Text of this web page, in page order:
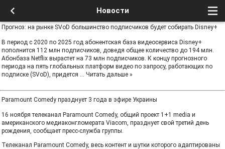
Новости
Прогноз: на рынке SVoD большинство подписчиков будет собирать Disney+
В период с 2020 по 2025 год абонентская база видеосервиса Disney+
пополнится 112 млн подписчиков, доведя общее количество до 194 млн.
Абонбаза Netflix вырастет на 73 млн подписчиков. К концу прогнозного
периода на пять глобальных платформ видео по запросу, работающих по
подписке (SVoD), придется ... Читать дальше »
Paramount Comedy празднует 3 года в эфире Украины
16 ноября телеканал Paramount Comedy, общий проект 1+1 media и
американского медиаконгломерата Viacom, празднует свой третий день
рождения, сообщает пресс-служба группы.
Телеканал Paramount Comedy, весь контент и шутки которого адаптированы